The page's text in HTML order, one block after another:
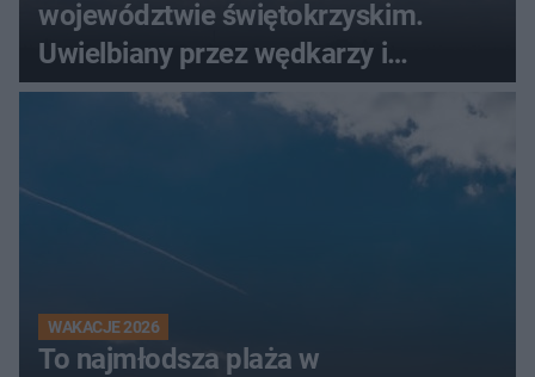
województwie świętokrzyskim.
Uwielbiany przez wędkarzy i
turystów
WAKACJE 2026
To najmłodsza plaża w